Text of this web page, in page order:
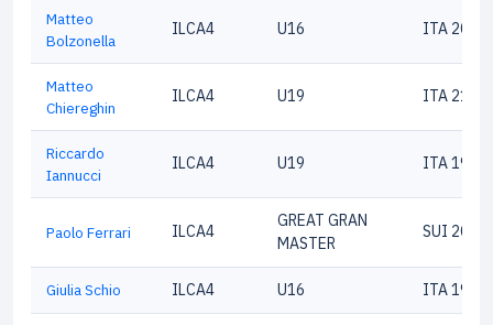
Matteo
Bolzonella
ILCA4 U16 ITA
Matteo
Chiereghin
ILCA4 U19 ITA
Riccardo
Iannucci
ILCA4 U19 ITA
Paolo Ferrari ILCA4
GREAT GRAN
MASTER
SUI
Giulia Schio ILCA4 U16 ITA